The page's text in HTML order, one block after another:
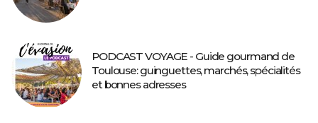
PODCAST VOYAGE - Guide gourmand de
Toulouse: guinguettes, marchés, spécialités
et bonnes adresses